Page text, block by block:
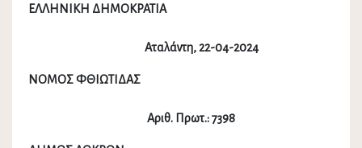
ΕΛΛΗΝΙΚΗ ΔΗΜΟΚΡΑΤΙΑ
Αταλάντη, 22-04-2024
ΝΟΜΟΣ ΦΘΙΩΤΙΔΑΣ
Αριθ. Πρωτ.: 7398